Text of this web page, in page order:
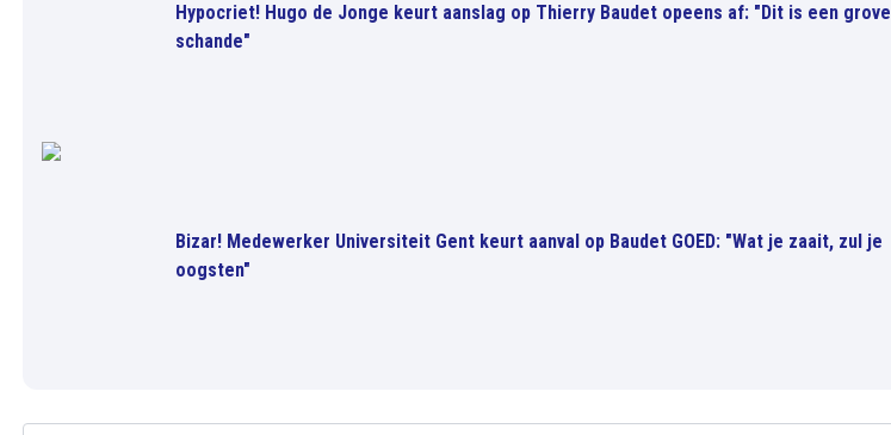
Hypocriet! Hugo de Jonge keurt aanslag op Thierry Baudet opeens af: "Dit is een grove
schande"
Bizar! Medewerker Universiteit Gent keurt aanval op Baudet GOED: "Wat je zaait, zul je
oogsten"